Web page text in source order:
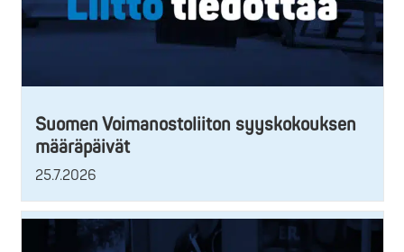
Suomen Voimanostoliiton syyskokouksen
määräpäivät
25.7.2026